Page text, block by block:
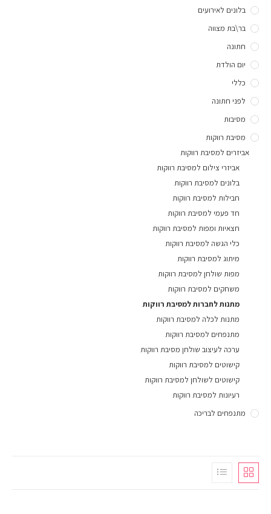
בלונים לאירועים
בר\בת מצווה
חתונה
יום הולדת
כללי
לפני חתונה
מסיבות
מסיבת רווקות
אביזרים למסיבת רווקות
אביזרי צילום למסיבת רווקות
בלונים למסיבת רווקות
חבילות למסיבת רווקות
חד פעמי למסיבת רווקות
חצאיות ומפות למסיבת רווקות
כלי הגשה למסיבת רווקות
מיתוג למסיבת רווקות
מפות שולחן למסיבת רווקות
משחקים למסיבת רווקות
מתנות לחברות למסיבת רווקות
מתנות לכלה למסיבת רווקות
מתנפחים למסיבת רווקות
ערכה לעיצוב שולחן מסיבת רווקות
קישוטים למסיבת רווקות
קישוטים לשולחן למסיבת רווקות
רעיונות למסיבת רווקות
מתנפחים לבריכה